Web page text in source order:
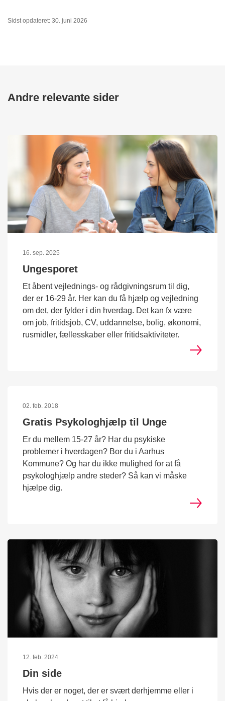
Sidst opdateret: 30. juni 2026
Andre relevante sider
16. sep. 2025
Ungesporet
Et åbent vejlednings- og rådgivningsrum til dig,
der er 16-29 år. Her kan du få hjælp og vejledning
om det, der fylder i din hverdag. Det kan fx være
om job, fritidsjob, CV, uddannelse, bolig, økonomi,
rusmidler, fællesskaber eller fritidsaktiviteter.
02. feb. 2018
Gratis Psykologhjælp til Unge
Er du mellem 15-27 år? Har du psykiske
problemer i hverdagen? Bor du i Aarhus
Kommune? Og har du ikke mulighed for at få
psykologhjælp andre steder? Så kan vi måske
hjælpe dig.
12. feb. 2024
Din side
Hvis der er noget, der er svært derhjemme eller i